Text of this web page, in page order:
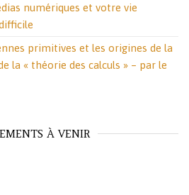
numériques et votre vie
primitives et les origines de la
la « théorie des calculs » – par le
À VENIR